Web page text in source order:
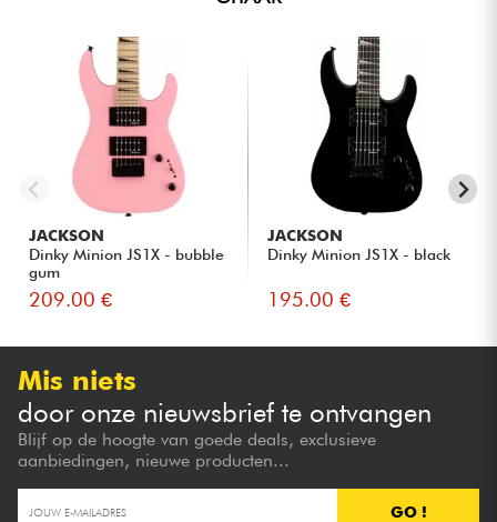
JACKSON
Dinky Minion JS1X - bubble
gum
209.00 €
JACKSON
Dinky Minion JS1X - black
195.00 €
Mis niets
door onze nieuwsbrief te ontvangen
Blijf op de hoogte van goede deals, exclusieve
aanbiedingen, nieuwe producten...
GO !